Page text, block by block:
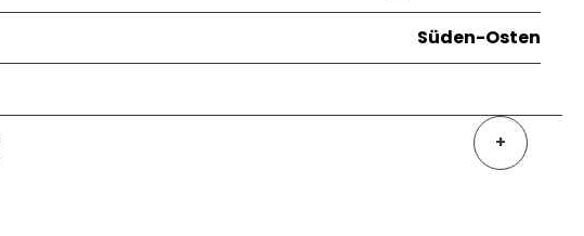
Süden-Osten
+